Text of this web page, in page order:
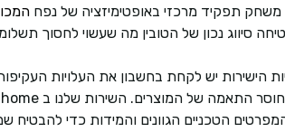
משחק תפקיד מרכזי באופטימיזציה של נפח
סיווג נכון של הטובין מה שעשוי לחסוך תשלומי
הישירות יש לקחת בחשבון את העלויות
הטכניים הגוונים והמידות כדי להבטיח